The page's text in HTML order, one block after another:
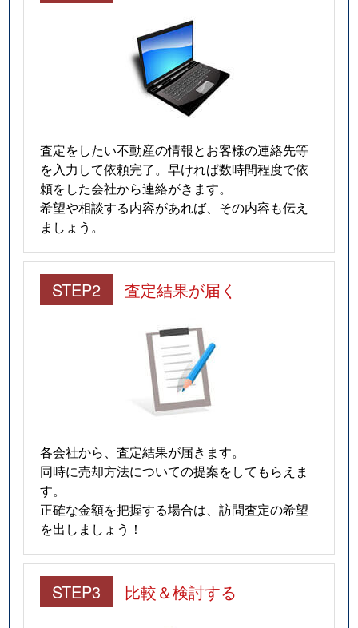
査定をしたい不動産の情報とお客様の連絡先等
を入力して依頼完了。早ければ数時間程度で依
頼をした会社から連絡がきます。
希望や相談する内容があれば、その内容も伝え
ましょう。
STEP2 査定結果が届く
各会社から、査定結果が届きます。
同時に売却方法についての提案をしてもらえま
す。
正確な金額を把握する場合は、訪問査定の希望
を出しましょう！
STEP3 比較＆検討する